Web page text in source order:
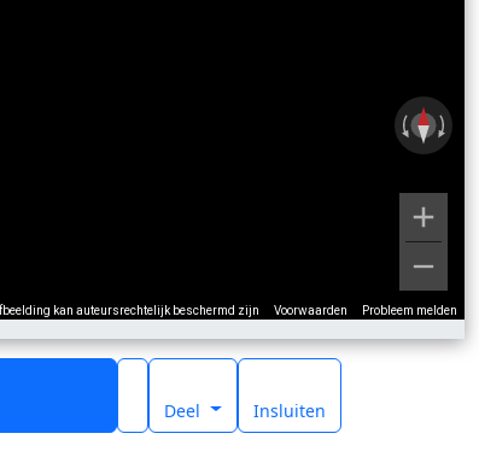
kan auteursrechtelijk beschermd zijn Voorwaarden Probleem melden
Deel Insluiten